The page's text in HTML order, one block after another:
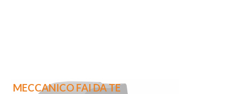
MECCANICO FAI DA TE